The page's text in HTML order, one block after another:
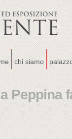
chi siamo
Peppina